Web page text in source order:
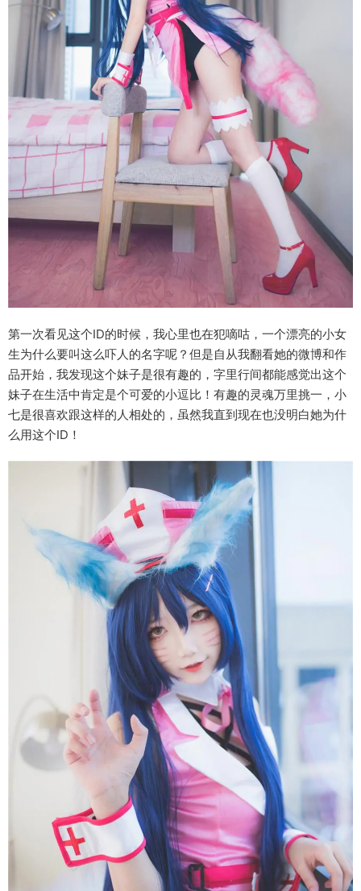
第一次看见这个ID的时候，我心里也在犯嘀咕，一个漂亮的小女
生为什么要叫这么吓人的名字呢？但是自从我翻看她的微博和作
品开始，我发现这个妹子是很有趣的，字里行间都能感觉出这个
妹子在生活中肯定是个可爱的小逗比！有趣的灵魂万里挑一，小
七是很喜欢跟这样的人相处的，虽然我直到现在也没明白她为什
么用这个ID！